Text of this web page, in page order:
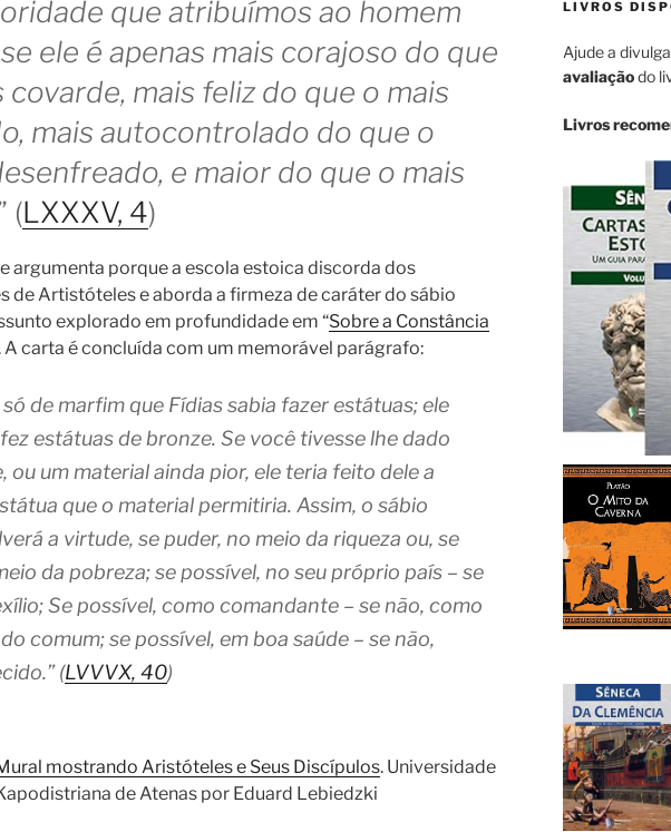
que atribuímos ao homem
ele é apenas mais corajoso do que
covarde, mais feliz do que o mais
mais autocontrolado do que o
e maior do que o mais
(LXXXV, 4)
argumenta porque a escola estoica discorda dos
de Artistóteles e aborda a firmeza de caráter do sábio
explorado em profundidade em “Sobre a Constância
A carta é concluída com um memorável parágrafo:
só de marfim que Fídias sabia fazer estátuas; ele
estátuas de bronze. Se você tivesse lhe dado
ou um material ainda pior, ele teria feito dele a
que o material permitiria. Assim, o sábio
a virtude, se puder, no meio da riqueza ou, se
da pobreza; se possível, no seu próprio país – se
Se possível, como comandante – se não, como
comum; se possível, em boa saúde – se não,
(LVVVX, 40)
mostrando Aristóteles e Seus Discípulos. Universidade
de Atenas por Eduard Lebiedzki
LIVROS
Ajude a
avaliaçãodo
Livros